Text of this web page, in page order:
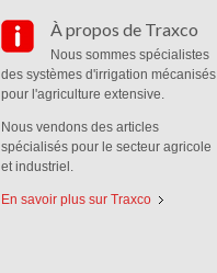
À propos de Traxco
Nous sommes spécialistes
des systèmes d'irrigation mécanisés
pour l'agriculture extensive.
Nous vendons des articles
spécialisés pour le secteur agricole
et industriel.
En savoir plus sur Traxco